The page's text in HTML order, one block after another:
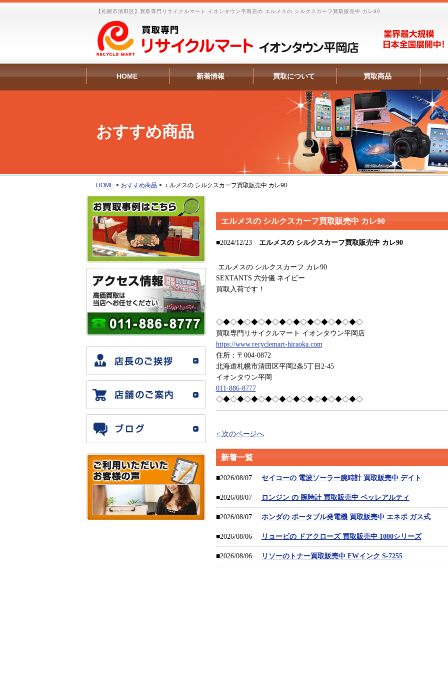
【札幌市清田区】買取専門リサイクルマート イオンタウン平岡店の エルメスの シルクスカーフ買取販売中 カレ90
HOME 新着情報 買取について 買取商品
おすすめ商品
HOME> おすすめ商品> エルメスの シルクスカーフ買取販売中 カレ90
エルメスの シルクスカーフ買取販売中 カレ90
■2024/12/23 エルメスの シルクスカーフ買取販売中 カレ90
エルメスの シルクスカーフ カレ90
SEXTANTS 六分儀 ネイビー
買取入荷です！
◇◆◇◆◇◆◇◆◇◆◇◆◇◆◇◆◇◆◇◆◇
買取専門リサイクルマート イオンタウン平岡店
https://www.recyclemart-hiraoka.com
住所：〒004-0872
北海道札幌市清田区平岡2条5丁目2-45
イオンタウン平岡
011-886-8777
◇◆◇◆◇◆◇◆◇◆◇◆◇◆◇◆◇◆◇◆◇
< 次のページへ
新着一覧
■2026/08/07 セイコーの 電波ソーラー腕時計 買取販売中 デイト
■2026/08/07 ロンジン の 腕時計 買取販売中 ベッレアルティ
■2026/08/07 ホンダの ポータブル発電機 買取販売中 エネポ ガス式
■2026/08/06 リョービの ドアクローズ 買取販売中 1000シリーズ
■2026/08/06 リソーのトナー買取販売中 FWインク S-7255